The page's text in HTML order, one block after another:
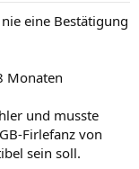
eine Bestätigung
Monaten
und musste
Firlefanz von
sein soll.